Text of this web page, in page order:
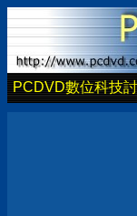
PCDVD數位科技